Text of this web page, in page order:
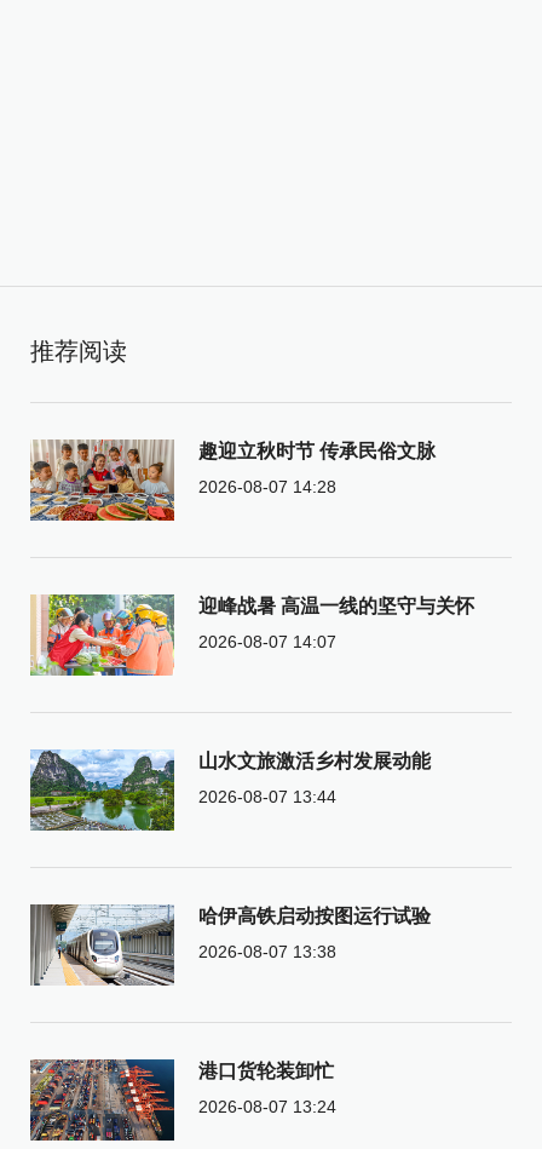
推荐阅读
趣迎立秋时节 传承民俗文脉
2026-08-07 14:28
迎峰战暑 高温一线的坚守与关怀
2026-08-07 14:07
山水文旅激活乡村发展动能
2026-08-07 13:44
哈伊高铁启动按图运行试验
2026-08-07 13:38
港口货轮装卸忙
2026-08-07 13:24